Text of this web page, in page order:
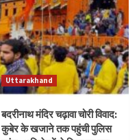
Uttarakhand
बदरीनाथ मंदिर चढ़ावा चोरी विवाद:
कुबेर के खजाने तक पहुंची पुलिस